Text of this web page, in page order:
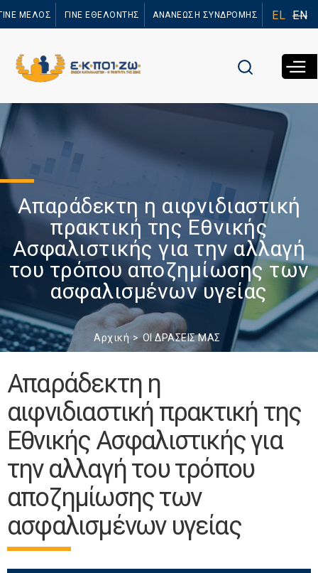
προς το
ΜΕΛΟΣ ΓΙΝΕ ΕΘΕΛΟΝΤΗΣ ΑΝΑΝΕΩΣΗ ΣΥΝΔΡΟΜΗΣ EL EN
Απαράδεκτη η αιφνιδιαστική
πρακτική της Εθνικής
Ασφαλιστικής για την αλλαγή
του τρόπου αποζημίωσης των
ασφαλισμένων υγείας
Αρχική ΟΙ ΔΡΑΣΕΙΣ ΜΑΣ
Απαράδεκτη η
αιφνιδιαστική πρακτική της
Εθνικής Ασφαλιστικής για
την αλλαγή του τρόπου
αποζημίωσης των
ασφαλισμένων υγείας